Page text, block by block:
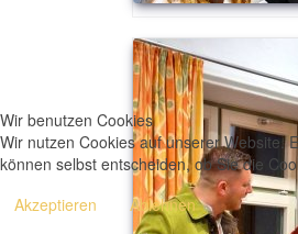
Wir benutzen Cookies
Wir nutzen Cookies auf unserer Website.
können selbst entscheiden, ob Sie die
Akzeptieren
Ablehnen